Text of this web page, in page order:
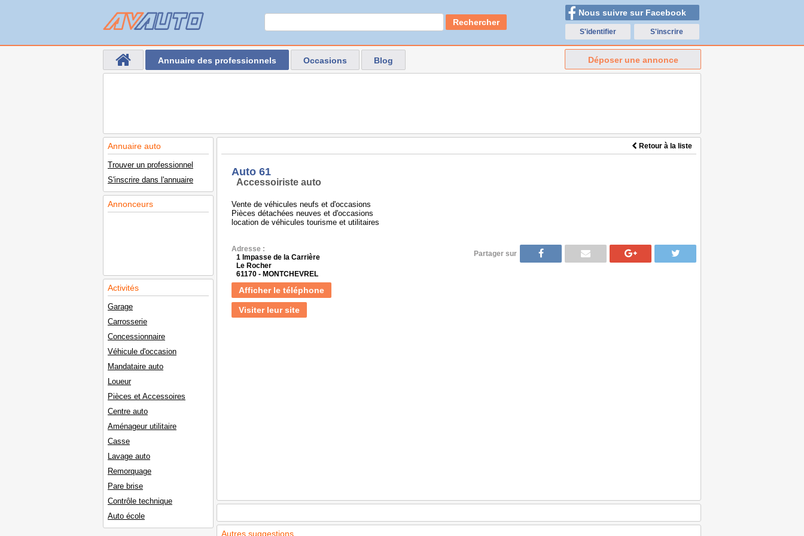
Rechercher
Nous suivre sur Facebook
S'identifier S'inscrire
Annuaire des professionnels Occasions Blog Déposer une annonce
Annuaire auto
Trouver un professionnel
S'inscrire dans l'annuaire
Annonceurs
Activités
Garage
Carrosserie
Concessionnaire
Véhicule d'occasion
Mandataire auto
Loueur
Pièces et Accessoires
Centre auto
Aménageur utilitaire
Casse
Lavage auto
Remorquage
Pare brise
Contrôle technique
Auto école
Retour à la liste
Auto 61
Accessoiriste auto
Vente de véhicules neufs et d'occasions
Pièces détachées neuves et d'occasions
location de véhicules tourisme et utilitaires
Adresse :
1 Impasse de la Carrière
Le Rocher
61170 - MONTCHEVREL
Afficher le téléphone
Visiter leur site
Partager sur
Autres suggestions